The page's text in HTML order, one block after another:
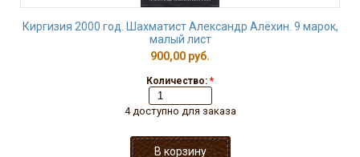
Киргизия 2000 год. Шахматист Александр Алёхин. 9 марок,
малый лист
900,00 руб.
Количество: *
4 доступно для заказа